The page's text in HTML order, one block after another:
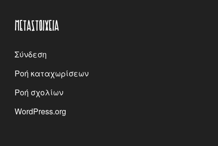
ΜΕΤΑΣΤΟΙΧΕΊΑ
Σύνδεση
Ροή καταχωρίσεων
Ροή σχολίων
WordPress.org